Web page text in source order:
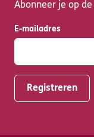
Abonneer je op
E-mailadres